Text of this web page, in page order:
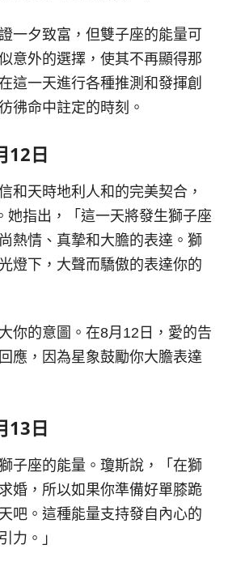
一夕致富，但雙子座的能量可
意外的選擇，使其不再顯得那
這一天進行各種推測和發揮創
彿命中註定的時刻。
12日
和天時地利人和的完美契合，
她指出，「這一天將發生獅子座
熱情、真摯和大膽的表達。獅
燈下，大聲而驕傲的表達你的
你的意圖。在8月12日，愛的告
應，因為星象鼓勵你大膽表達
13日
子座的能量。瓊斯說，「在獅
婚，所以如果你準備好單膝跪
吧。這種能量支持發自內心的
力。」